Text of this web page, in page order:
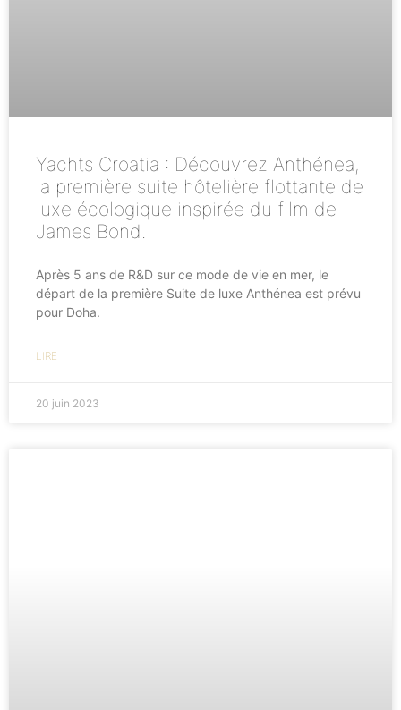
Yachts Croatia : Découvrez Anthénea,
la première suite hôtelière flottante de
luxe écologique inspirée du film de
James Bond.
Après 5 ans de R&D sur ce mode de vie en mer, le
départ de la première Suite de luxe Anthénea est prévu
pour Doha.
LIRE
20 juin 2023